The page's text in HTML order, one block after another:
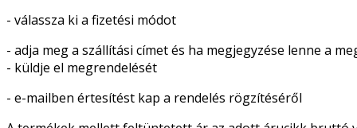
- válassza ki a fizetési módot
- adja meg a szállítási címet és ha megjegyzése lenne a
- küldje el megrendelését
- e-mailben értesítést kap a rendelés rögzítéséről